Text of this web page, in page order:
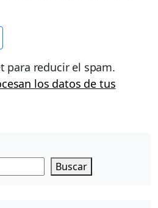
para reducir el spam.
los datos de tus
Buscar